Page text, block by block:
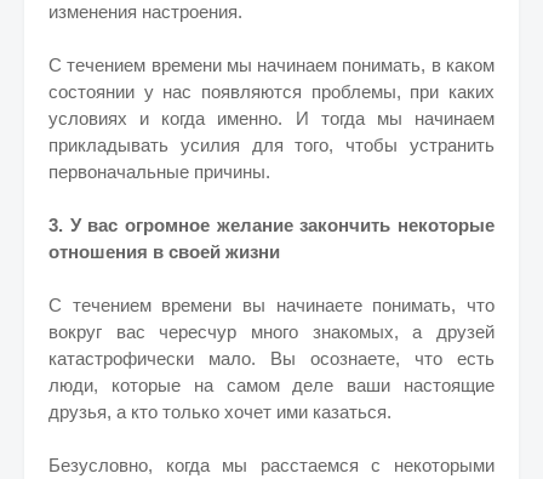
изменения настроения.
С течением времени мы начинаем понимать, в каком
состоянии у нас появляются проблемы, при каких
условиях и когда именно. И тогда мы начинаем
прикладывать усилия для того, чтобы устранить
первоначальные причины.
3. У вас огромное желание закончить некоторые
отношения в своей жизни
С течением времени вы начинаете понимать, что
вокруг вас чересчур много знакомых, а друзей
катастрофически мало. Вы осознаете, что есть
люди, которые на самом деле ваши настоящие
друзья, а кто только хочет ими казаться.
Безусловно, когда мы расстаемся с некоторыми